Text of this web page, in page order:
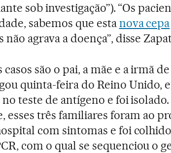
sob investigação”). “Os
sabemos que estanova cepa
agrava a doença”, disse
casos são o pai, a mãe e a irmã
quinta-feira do Reino Unido,
teste de antígeno e foi isolado.
esses três familiares foram ao
com sintomas e foi
com o qual se sequenciou o